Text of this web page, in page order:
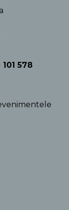
578